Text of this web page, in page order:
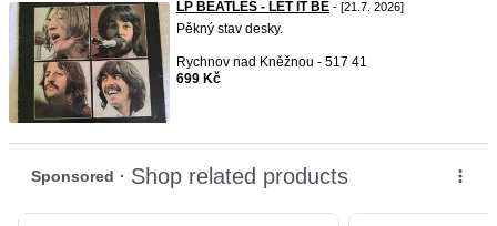
LP BEATLES - LET IT BE - [21.7. 2026]
Pěkný stav desky.
Rychnov nad Kněžnou - 517 41
699 Kč